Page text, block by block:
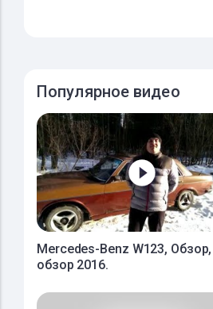
Популярное видео
Mercedes-Benz W123,
обзор 2016.